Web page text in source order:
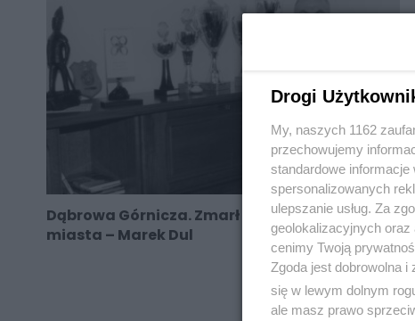
Dąbrowa Górnicza. Zmarł były prezydent
miasta – Marek Dul
Drogi
My, naszych 1162
przechowujemy
standardowe informacje
spersonalizowanych
ulepszanie usług. Za
geolokalizacyjnych
cenimy Twoją
Zgoda jest dobrowolna
się w lewym dolnym
ale masz prawo